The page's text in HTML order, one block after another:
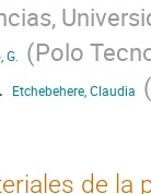
G. (Polo
Etchebehere, Claudia (
de la